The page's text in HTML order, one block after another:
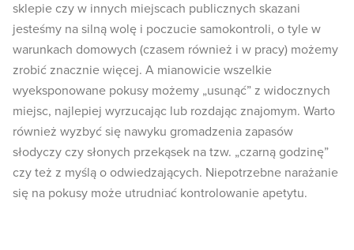
sklepie czy w innych miejscach publicznych skazani
jesteśmy na silną wolę i poczucie samokontroli, o tyle w
warunkach domowych (czasem również i w pracy) możemy
zrobić znacznie więcej. A mianowicie wszelkie
wyeksponowane pokusy możemy „usunąć” z widocznych
miejsc, najlepiej wyrzucając lub rozdając znajomym. Warto
również wyzbyć się nawyku gromadzenia zapasów
słodyczy czy słonych przekąsek na tzw. „czarną godzinę”
czy też z myślą o odwiedzających. Niepotrzebne narażanie
się na pokusy może utrudniać kontrolowanie apetytu.